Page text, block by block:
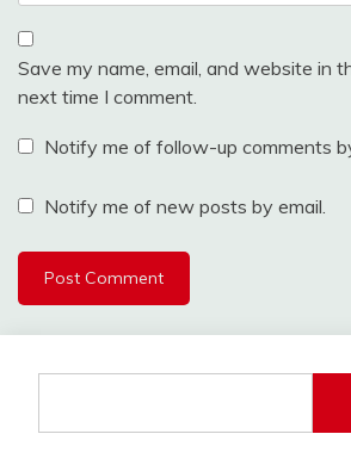
Save my name, email, and website in
next time I comment.
Notify me of follow-up comments
Notify me of new posts by email.